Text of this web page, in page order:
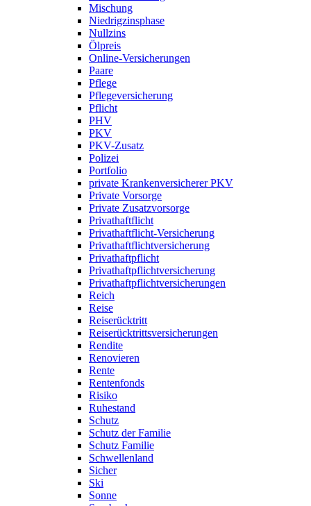
Mischung
Niedrigzinsphase
Nullzins
Ölpreis
Online-Versicherungen
Paare
Pflege
Pflegeversicherung
Pflicht
PHV
PKV
PKV-Zusatz
Polizei
Portfolio
private Krankenversicherer PKV
Private Vorsorge
Private Zusatzvorsorge
Privathaftflicht
Privathaftflicht-Versicherung
Privathaftflichtversicherung
Privathaftpflicht
Privathaftpflichtversicherung
Privathaftpflichtversicherungen
Reich
Reise
Reiserücktritt
Reiserücktrittsversicherungen
Rendite
Renovieren
Rente
Rentenfonds
Risiko
Ruhestand
Schutz
Schutz der Familie
Schutz Familie
Schwellenland
Sicher
Ski
Sonne